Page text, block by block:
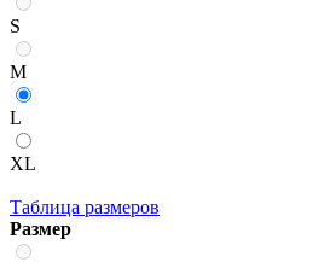
S
M
L
XL
Таблица размеров
Размер